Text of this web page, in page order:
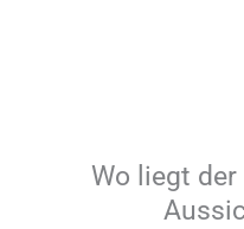
Wo liegt